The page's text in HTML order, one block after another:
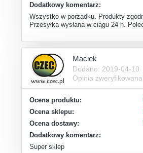
Dodatkowy komentarz:
Wszystko w porządku. Produkty
Przesyłka wysłana w ciągu 24 h.
Maciek
Dodano: 2019-04-10
Opinia zweryfikowana
Ocena produktu:
Ocena sklepu:
Ocena dostawy:
Dodatkowy komentarz:
Super sklep